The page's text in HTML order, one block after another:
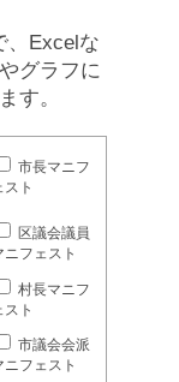
、Excelな
グラフに
す。
市長マニフ
スト
区議会議員
ニフェスト
村長マニフ
スト
市議会会派
ニフェスト